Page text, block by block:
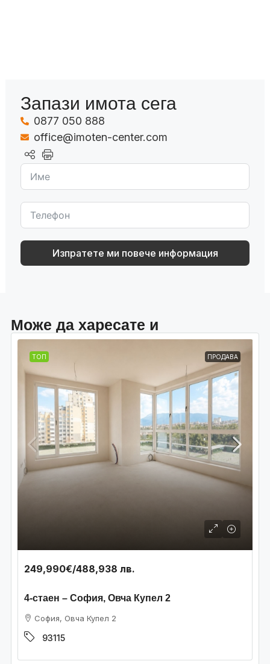
Запази имота сега
0877 050 888
office@imoten-center.com
Изпратете ми повече информация
Може да харесате и
ТОП ПРОДАВА
249,990€/488,938 лв.
4-стаен – София, Овча Купел 2
София, Овча Купел 2
93115